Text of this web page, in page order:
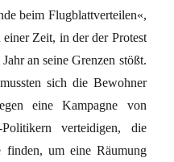
beim Flugblattverteilen«,
Zeit, in der der Protest
an seine Grenzen stößt.
sich die Bewohner
eine Kampagne von
verteidigen, die
finden, um eine Räumung